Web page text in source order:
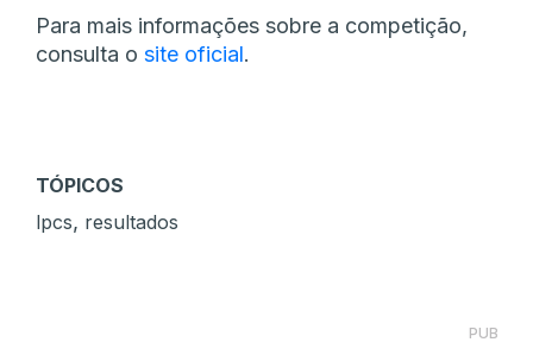
Para mais informações sobre a competição,
consulta o site oficial.
TÓPICOS
lpcs, resultados
PUB